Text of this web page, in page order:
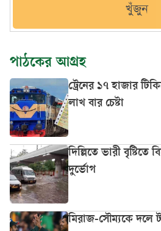
খুঁজুন
পাঠকের আগ্রহ
ট্রেনের ১৭ হাজার
লাখ বার চেষ্টা
দিল্লিতে ভারী বৃষ্টিতে
দুর্ভোগ
মিরাজ-সৌম্যকে দলে